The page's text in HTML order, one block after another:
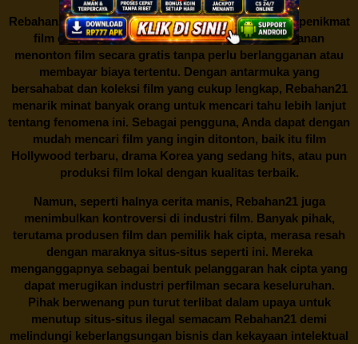
Rebahan21menjadi bualan hangat di kalangan para penikmat
film di Indonesia. Situs web ini menawarkan layanan
menonton film secara gratis tanpa perlu berlangganan atau
membayar biaya tertentu. Dengan antarmuka yang
bersahabat dan koleksi film yang cukup lengkap, Rebahan21
menarik minat banyak orang untuk mencari tahu lebih lanjut
tentang fenomena ini. Sebagai pengguna, Anda dapat dengan
mudah mencari film yang ingin ditonton, baik itu film
Hollywood terbaru, drama Korea yang sedang hits, atau pun
produksi film lokal dengan kualitas terbaik.
Namun, seperti halnya cerita manis, Rebahan21juga
menimbulkan kontroversi di industri film. Banyak pihak,
terutama produsen film dan pemilik hak cipta, merasa resah
dengan maraknya situs-situs seperti ini. Mereka
menganggapnya sebagai bentuk pelanggaran hak cipta yang
dapat merugikan industri perfilman secara keseluruhan.
Pihak berwenang pun turut terlibat dalam upaya untuk
menutup situs-situs ilegal semacam Rebahan21 demi
melindungi keberlangsungan bisnis dan kekayaan intelektual